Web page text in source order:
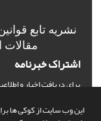
این وب سایت از کوکی ها
نشریه تابع
مقالات
اشتراک خبرنامه
برای دریافت اخبار و